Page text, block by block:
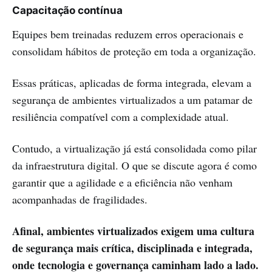
Capacitação contínua
Equipes bem treinadas reduzem erros operacionais e
consolidam hábitos de proteção em toda a organização.
Essas práticas, aplicadas de forma integrada, elevam a
segurança de ambientes virtualizados a um patamar de
resiliência compatível com a complexidade atual.
Contudo, a virtualização já está consolidada como pilar
da infraestrutura digital. O que se discute agora é como
garantir que a agilidade e a eficiência não venham
acompanhadas de fragilidades.
Afinal, ambientes virtualizados exigem uma cultura
de segurança mais crítica, disciplinada e integrada,
onde tecnologia e governança caminham lado a lado.